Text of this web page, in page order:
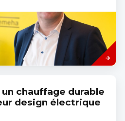
Savoir
plus
un chauffage durable
design électrique